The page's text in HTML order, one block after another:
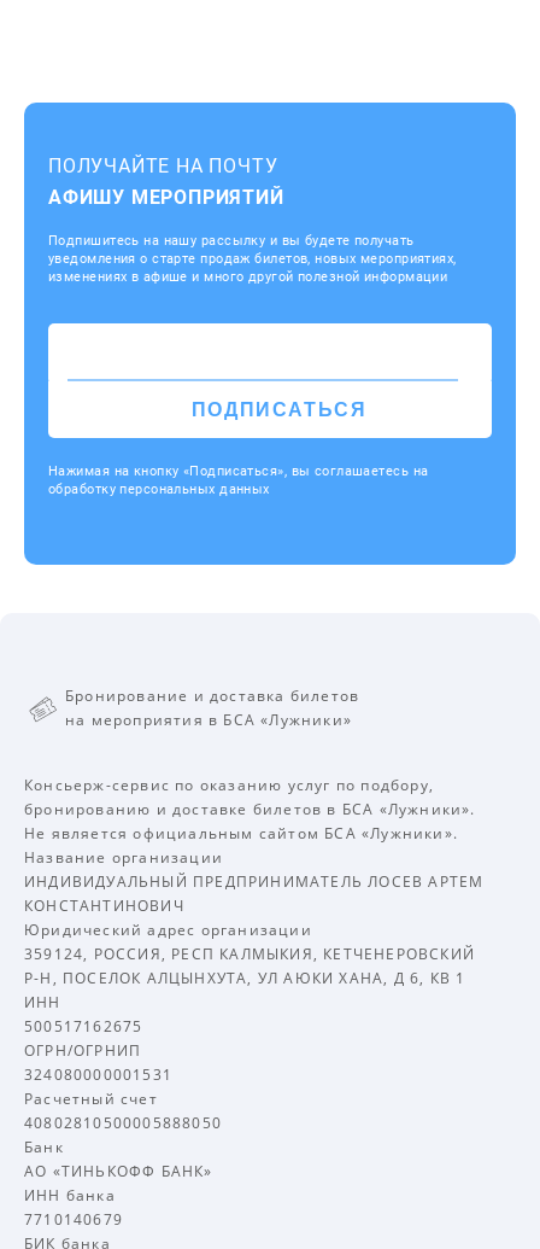
ПОЛУЧАЙТЕ НА ПОЧТУ
АФИШУ МЕРОПРИЯТИЙ
Подпишитесь на нашу рассылку и вы будете получать
уведомления о старте продаж билетов, новых мероприятиях,
изменениях в афише и много другой полезной информации
ПОДПИСАТЬСЯ
Нажимая на кнопку «Подписаться», вы соглашаетесь на
обработку персональных данных
Бронирование и доставка билетов
на мероприятия в БСА «Лужники»
Консьерж-сервис по оказанию услуг по подбору,
бронированию и доставке билетов в БСА «Лужники».
Не является официальным сайтом БСА «Лужники».
Название организации
ИНДИВИДУАЛЬНЫЙ ПРЕДПРИНИМАТЕЛЬ ЛОСЕВ АРТЕМ
КОНСТАНТИНОВИЧ
Юридический адрес организации
359124, РОССИЯ, РЕСП КАЛМЫКИЯ, КЕТЧЕНЕРОВСКИЙ
Р-Н, ПОСЕЛОК АЛЦЫНХУТА, УЛ АЮКИ ХАНА, Д 6, КВ 1
ИНН
500517162675
ОГРН/ОГРНИП
324080000001531
Расчетный счет
40802810500005888050
Банк
АО «ТИНЬКОФФ БАНК»
ИНН банка
7710140679
БИК банка